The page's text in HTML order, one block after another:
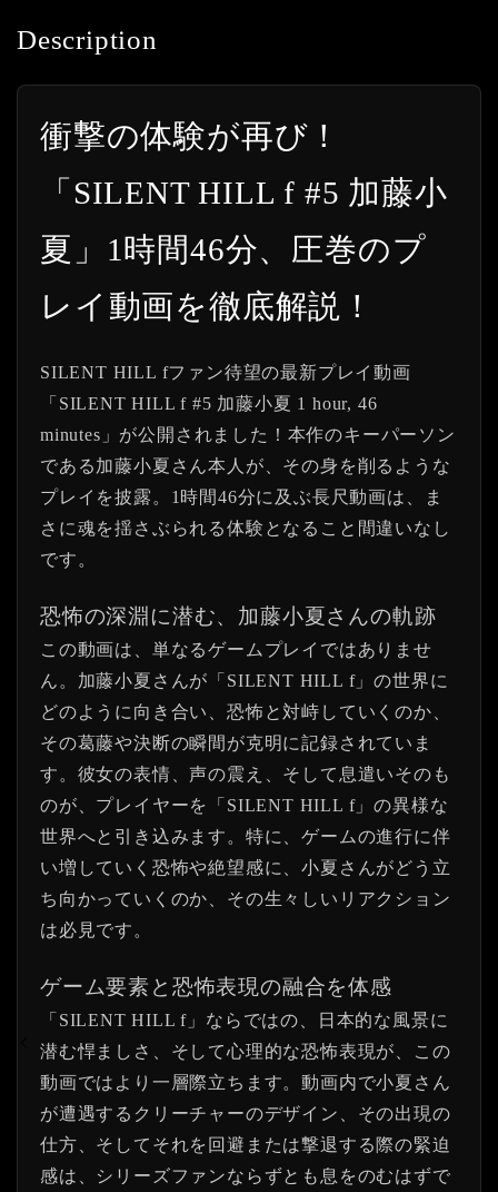
Description
衝撃の体験が再び！
「SILENT HILL f #5 加藤小
夏」1時間46分、圧巻のプ
レイ動画を徹底解説！
SILENT HILL fファン待望の最新プレイ動画
「SILENT HILL f #5 加藤小夏 1 hour, 46
minutes」が公開されました！本作のキーパーソン
である加藤小夏さん本人が、その身を削るような
プレイを披露。1時間46分に及ぶ長尺動画は、ま
さに魂を揺さぶられる体験となること間違いなし
です。
恐怖の深淵に潜む、加藤小夏さんの軌跡
この動画は、単なるゲームプレイではありませ
ん。加藤小夏さんが「SILENT HILL f」の世界に
どのように向き合い、恐怖と対峙していくのか、
その葛藤や決断の瞬間が克明に記録されていま
す。彼女の表情、声の震え、そして息遣いそのも
のが、プレイヤーを「SILENT HILL f」の異様な
世界へと引き込みます。特に、ゲームの進行に伴
い増していく恐怖や絶望感に、小夏さんがどう立
ち向かっていくのか、その生々しいリアクション
は必見です。
ゲーム要素と恐怖表現の融合を体感
「SILENT HILL f」ならではの、日本的な風景に
潜む悍ましさ、そして心理的な恐怖表現が、この
動画ではより一層際立ちます。動画内で小夏さん
が遭遇するクリーチャーのデザイン、その出現の
仕方、そしてそれを回避または撃退する際の緊迫
感は、シリーズファンならずとも息をのむはずで